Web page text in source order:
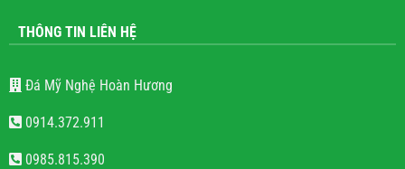
THÔNG TIN LIÊN HỆ
Đá Mỹ Nghệ Hoàn Hương
0914.372.911
0985.815.390